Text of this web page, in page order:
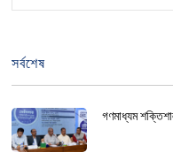
সর্বশেষ
গণমাধ্যম